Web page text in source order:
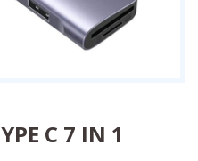
C 7 IN 1